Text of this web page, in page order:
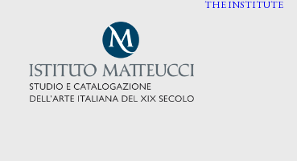
THE INSTITUTE